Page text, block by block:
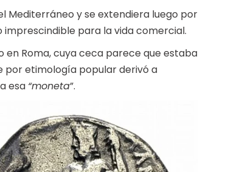
Mediterráneo y se extendiera luego por
para la vida comercial.
en Roma, cuya ceca parece que estaba
por etimología popular derivó a
esa “moneta”.